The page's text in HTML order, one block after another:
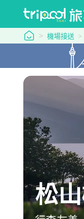
tripool 旅步
機場接送
松